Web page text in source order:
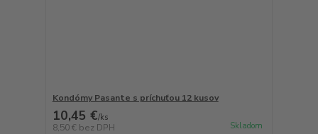
Kondómy Pasante s príchuťou 12 kusov
10,45 €/ks
8,50 € bez DPH Skladom